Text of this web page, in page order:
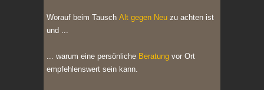
Worauf beim Tausch Alt gegen Neu zu achten ist
und ...
... warum eine persönliche Beratung vor Ort
empfehlenswert sein kann.